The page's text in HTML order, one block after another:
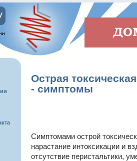
Острая
- симптомы
Симптомами острой
нарастание интоксикации и
отсутствие перистальтики,